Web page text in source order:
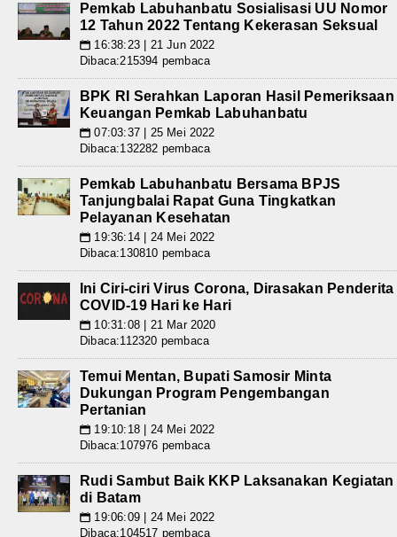
Pemkab Labuhanbatu Sosialisasi UU Nomor
12 Tahun 2022 Tentang Kekerasan Seksual
📅 16:38:23 | 21 Jun 2022
Dibaca:215394 pembaca
BPK RI Serahkan Laporan Hasil Pemeriksaan
Keuangan Pemkab Labuhanbatu
📅 07:03:37 | 25 Mei 2022
Dibaca:132282 pembaca
Pemkab Labuhanbatu Bersama BPJS
Tanjungbalai Rapat Guna Tingkatkan
Pelayanan Kesehatan
📅 19:36:14 | 24 Mei 2022
Dibaca:130810 pembaca
Ini Ciri-ciri Virus Corona, Dirasakan Penderita
COVID-19 Hari ke Hari
📅 10:31:08 | 21 Mar 2020
Dibaca:112320 pembaca
Temui Mentan, Bupati Samosir Minta
Dukungan Program Pengembangan
Pertanian
📅 19:10:18 | 24 Mei 2022
Dibaca:107976 pembaca
Rudi Sambut Baik KKP Laksanakan Kegiatan
di Batam
📅 19:06:09 | 24 Mei 2022
Dibaca:104517 pembaca